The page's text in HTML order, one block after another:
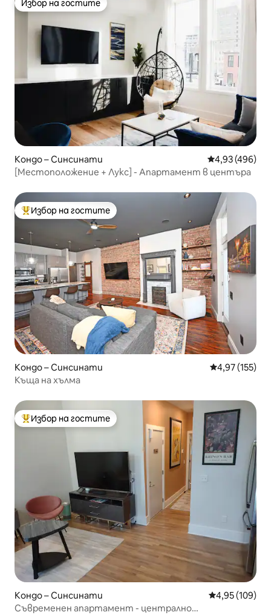
Избор на гостите
Избор на гостите
Кондо – Синсинати Средна
4,93 (496)
[Местоположение + Лукс] - Апартамент в центъра
Най-популярен избор на гостите
Избор на гостите
Кондо – Синсинати Средна
4,97 (155)
Къща на хълма
Най-популярен избор на гостите
Избор на гостите
Кондо – Синсинати Средна
4,95 (109)
Съвременен апартамент - централно